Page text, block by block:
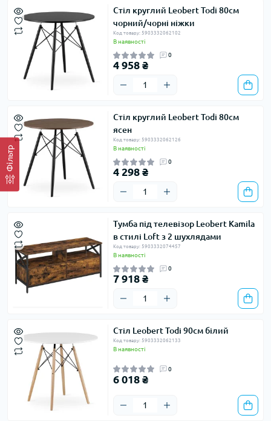
Фільтр
Стіл круглий Leobert Todi 80см
чорний/чорні ніжки
Код товару: 5903332062102
В наявності
0
4 958 ₴
Стіл круглий Leobert Todi 80см
ясен
Код товару: 5903332062126
В наявності
0
4 298 ₴
Тумба під телевізор Leobert Kamila
в стилі Loft з 2 шухлядами
Код товару: 5903332074457
В наявності
0
7 918 ₴
Стіл Leobert Todi 90см білий
Код товару: 5903332062133
В наявності
0
6 018 ₴